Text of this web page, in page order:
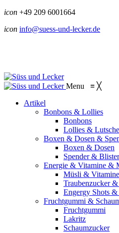
icon +49 209 6001664
icon info@suess-und-lecker.de
Menu ≡ ╳
Artikel
Bonbons & Lollies
Bonbons
Lollies &
Boxen & Dosen &
Boxen & Dosen
Spender &
Energie & Vitamine &
Müsli &
Traubenzucker
Engergy Shots
Fruchtgummi &
Fruchtgummi
Lakritz
Schaumzucker